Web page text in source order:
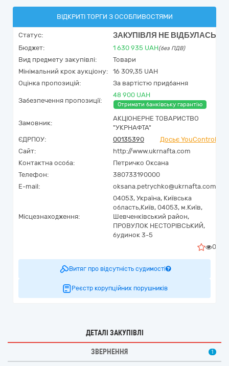
ВІДКРИТІ ТОРГИ З ОСОБЛИВОСТЯМИ
Статус: ЗАКУПІВЛЯ НЕ ВІДБУЛАСЬ
Бюджет: 1 630 935 UAH(без ПДВ)
Вид предмету закупівлі:
Товари
Мінімальний крок аукціону:
16 309,35 UAH
Оцінка пропозицій:
За вартістю придбання
Забезпечення пропозиції:
48 900 UAH
Отримати банківську гарантію
Замовник:
АКЦІОНЕРНЕ ТОВАРИСТВО
"УКPНAФТА"
ЄДРПОУ:
00135390
Досьє YouControl
Сайт:
http://www.ukrnafta.com
Контактна особа:
Петричко Оксана
Телефон:
380733190000
E-mail:
oksana.petrychko@ukrnafta.com
Місцезнаходження:
04053, Україна, Київська
область,Київ, 04053, м.Київ,
Шевченківський район,
ПРОВУЛОК НЕСТОРІВСЬКИЙ,
будинок 3-5
0
Витяг про відсутність судимості
Реєстр корупційних порушників
ДЕТАЛІ ЗАКУПІВЛІ
ЗВЕРНЕННЯ 1